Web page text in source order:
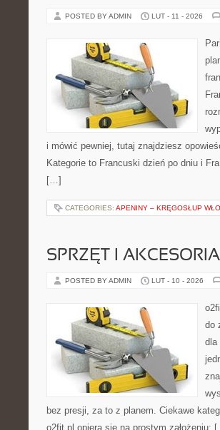
POSTED BY ADMIN LUT - 11 - 2026
i mówić pewniej, tutaj znajdziesz
Kategorie to Francuski dzień po dniu i
[…]
CATEGORIES: APENINY – KRĘGOSŁUP
SPRZĘT I AKCESORIA
POSTED BY ADMIN LUT - 10 - 2026
do
dla
bez presji, za to z planem. Ciekawe
o2fit.pl opiera się na prostym założeniu: